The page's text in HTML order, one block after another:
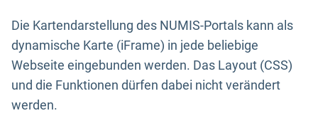
Die Kartendarstellung des NUMIS-Portals kann als
dynamische Karte (iFrame) in jede beliebige
Webseite eingebunden werden. Das Layout (CSS)
und die Funktionen dürfen dabei nicht verändert
werden.